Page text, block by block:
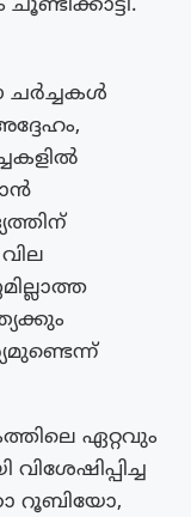
ചർച്ചകൾ
ഏറ്റവും
വിശേഷിപ്പിച്ച
റൂബിയോ,